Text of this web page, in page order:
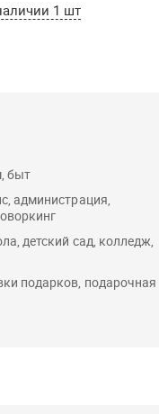
1 шт
быт
администрация,
детский сад, колледж,
подарков, подарочная